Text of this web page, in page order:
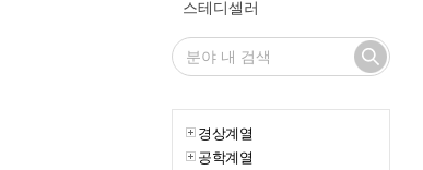
스테디셀러
경상계열
공학계열